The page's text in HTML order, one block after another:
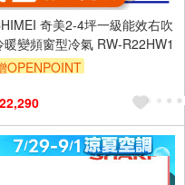
奇美2-4坪一級能效右吹
暖變頻窗型冷氣 RW-R22HW1
OPENPOINT